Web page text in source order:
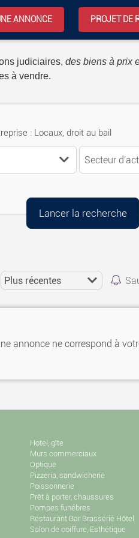
ANNONCE PROJET DE
judiciaires, des biens à prix
à vendre.
: Locaux, droit au bail
annonce ne correspond à
Hotel, gîte
Murs commerciaux
Optique
Pizzeria, sandwicherie
Poissonnerie
Prêt à porter, chaussures
Pompes funébres
Restaurant Bar Brasserie Hôtel
Salon de coiffure, Esthétique